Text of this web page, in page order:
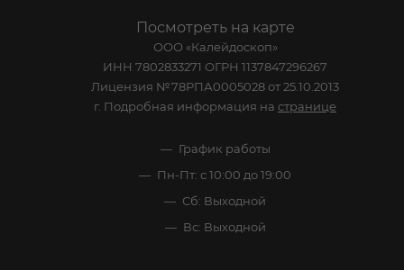
Посмотреть на карте
ООО «Калейдоскоп»
ИНН 7802833271 ОГРН 1137847296267
Лицензия №78РПА0005028 от 25.10.2013
г. Подробная информация на странице
График работы
Пн-Пт: с 10:00 до 19:00
Сб: Выходной
Вс: Выходной